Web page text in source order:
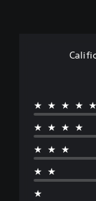
★★★★★
★★★★
★★★
★★
★